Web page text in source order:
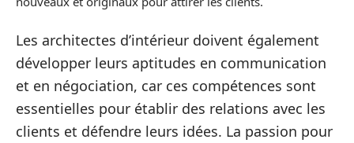
Les architectes d’intérieur doivent également
développer leurs aptitudes en communication
et en négociation, car ces compétences sont
essentielles pour établir des relations avec les
clients et défendre leurs idées. La passion pour